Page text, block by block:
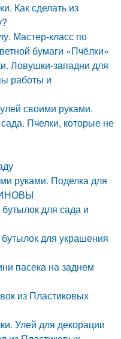
Как сделать из
Мастер-класс по
бумаги «Пчёлки»
Ловушки-западни для
работы и
своими руками.
Пчелки, которые не
руками. Поделка для
для сада и
для украшения
пасека на заднем
из Пластиковых
Улей для декорации